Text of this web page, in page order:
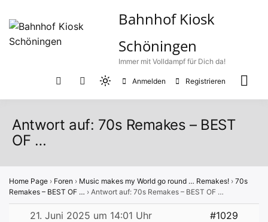
Inhalt
springen
Bahnhof Kiosk
Schöningen
Immer mit Volldampf für Dich da!
Light
mode
(click
to
dark)
Anmelden Registrieren
Antwort auf: 70s Remakes – BEST
OF …
Home Page › Foren › Music makes my World go round … Remakes! › 70s
Remakes – BEST OF … › Antwort auf: 70s Remakes – BEST OF …
21. Juni 2025 um 14:01 Uhr
#1029